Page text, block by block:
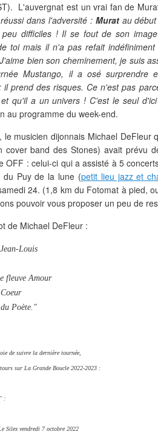
L'auvergnat est un vrai fan de
dans l'adversité : Muratau début
peu difficiles ! Il se fout de son
toi mais il n'a pas refait
bien son cheminement, je suis
Mustango, il a osé surprendre
il prend des risques. Ce n'est pas
qu'il a un univers ! C'est le seul
au programme du week-end.
le musicien dijonnais Michael DeFleur
cover band des Stones) avait prévu
OFF : celui-ci qui a assisté à 5
du Puy de la lune (petit lieu jazz et
24. (1,8 km du Fotomat à pied,
pouvoir vous proposer un peu de
de Michael DeFleur :
Louis
fleuve Amour
Poète."
de suivre la dernière tournée,
sur La Grande Boucle 2022-2023 :
:
Silex vendredi 7 octobre 2022